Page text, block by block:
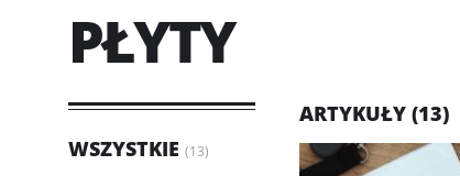
PŁYTY
WSZYSTKIE (13)
ARTYKUŁY (13)